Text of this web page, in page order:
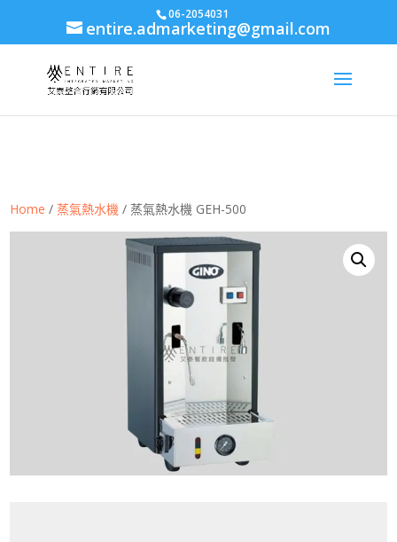
body{font-family: arial,"Microsoft JhengHei","微軟正黑體",sans-serif
06-2054031
entire.admarketing@gmail.com
Home /蒸氣熱水機 / 蒸氣熱水機 GEH-500